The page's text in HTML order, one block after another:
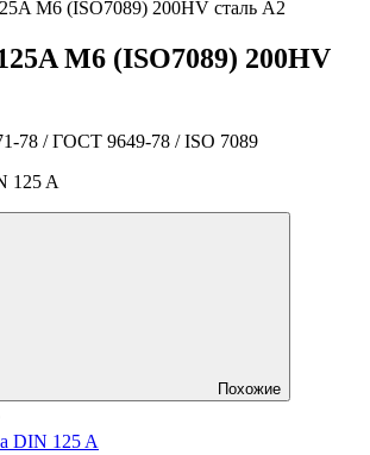
М6 (ISO7089) 200HV сталь A2
М6 (ISO7089) 200HV
78 / ГОСТ 9649-78 / ISO 7089
Похожие
DIN 125 A